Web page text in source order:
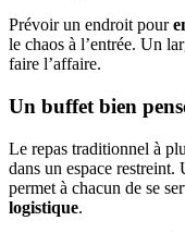
Prévoir un endroit pour
le chaos à l’entrée. Un
faire l’affaire.
Un buffet bien
Le repas traditionnel à
dans un espace
permet à chacun de se
logistique.